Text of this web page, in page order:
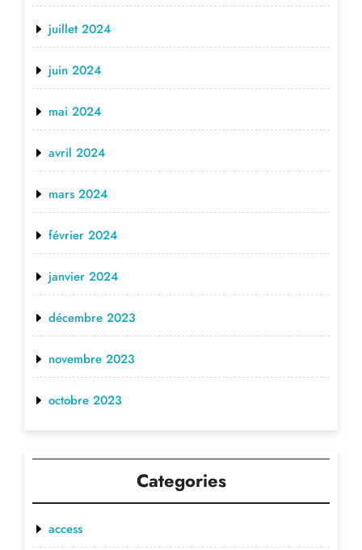
juillet 2024
juin 2024
mai 2024
avril 2024
mars 2024
février 2024
janvier 2024
décembre 2023
novembre 2023
octobre 2023
Categories
access